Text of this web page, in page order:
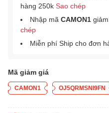
hàng 250k Sao chép
Nhập mã CAMON1
chép
Miễn phí Ship cho đơn
Mã giảm giá
CAMON1 OJ5QRMSNI9FN